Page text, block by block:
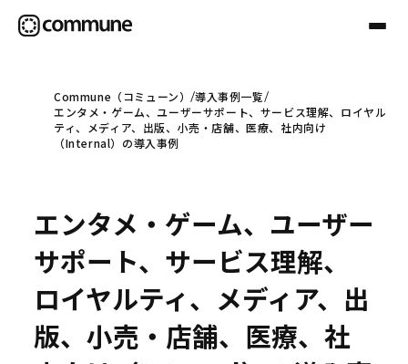
Communeについて
事例
Commune（コミューン）
導入事例一覧
エンタメ・ゲーム、ユーザーサポート、サービス理解、ロイヤル
ティ、メディア、出版、小売・店舗、医療、社内向け
（Internal）の導入事例
エンタメ・ゲーム、ユーザー
サポート、サービス理解、
ロイヤルティ、メディア、出
版、小売・店舗、医療、社